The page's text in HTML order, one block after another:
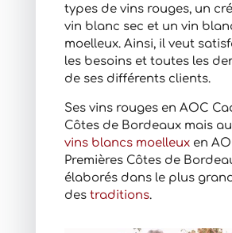
types de vins rouges, un
vin blanc sec et un vin
moelleux. Ainsi, il veut
les besoins et toutes les
de ses différents clients.
Ses vins rouges en AOC
Côtes de Bordeaux mais
vins blancs moelleuxen
Premières Côtes de
élaborés dans le plus
des traditions.